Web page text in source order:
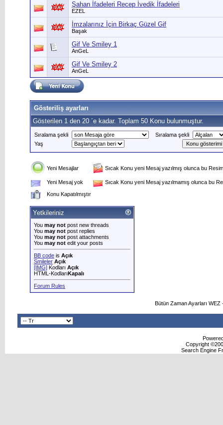
Şahan İfadeleri Recep İvedik İfadeleri
EZEL
İmzalarınız İçin Birkaç Güzel Gif
Başak
Gif Ve Smiley 1
AnGeL
Gif Ve Smiley 2
AnGeL
Gösteriliş ayarları
Gösterilen 1 den 20 ´e kadar. Toplam 50 Konu bulunmuştur.
Sıralama şekli
Sıralama şekli
Yaş
Yeni Mesajlar Sıcak Konu yeni Mesaj yazılmış olunca bu
Yeni Mesaj yok
Sıcak Konu yeni Mesaj yazılmamış olunca bu
Konu Kapatılmıştır
Yetkileriniz
You may not post new threads
You may not post replies
You may not post attachments
You may not edit your posts
BB code is Açık
Smileler Açık
[IMG] Kodları Açık
HTML-KodlarıKapalı
Forum Rules
Bütün Zaman Ayarları
Copyright
Search Engine